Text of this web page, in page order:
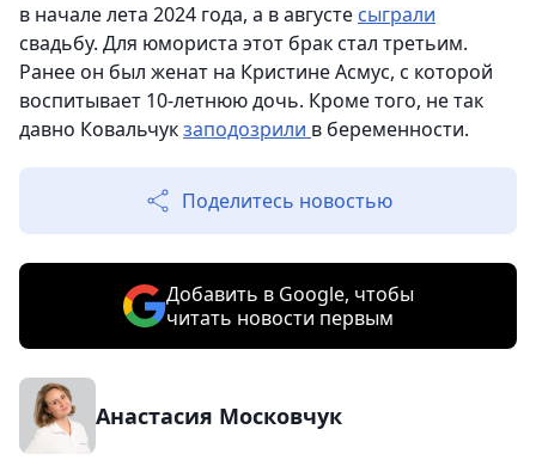
в начале лета 2024 года, а в августе сыграли
свадьбу. Для юмориста этот брак стал третьим.
Ранее он был женат на Кристине Асмус, с которой
воспитывает 10-летнюю дочь. Кроме того, не так
давно Ковальчукзаподозрили в беременности.
Поделитесь новостью
Добавить в Google, чтобы
читать новости первым
Анастасия Московчук